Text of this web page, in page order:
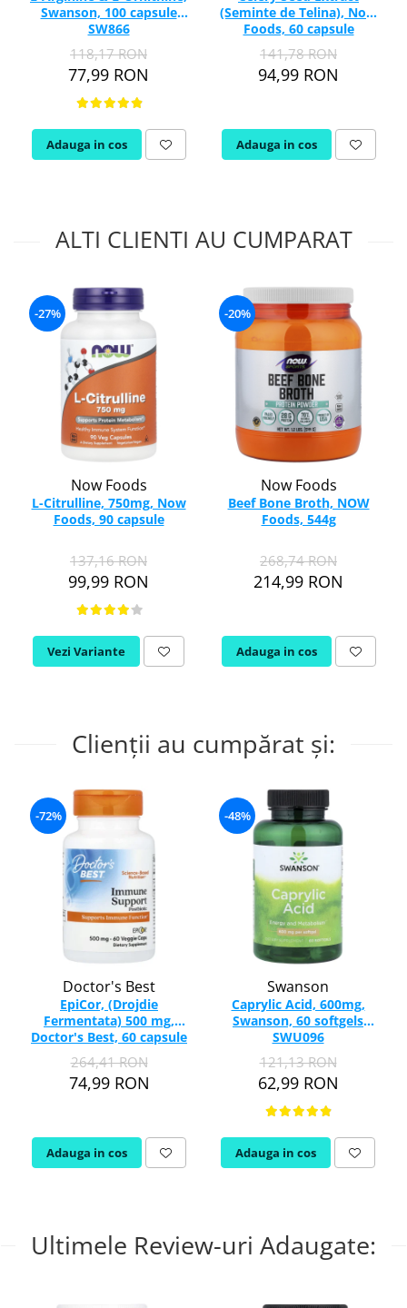
Swanson, 100 capsule
SW866
118,17 RON
77,99 RON
Adauga in cos
(Seminte de Telina), Now
Foods, 60 capsule
141,78 RON
94,99 RON
Adauga in cos
ALTI CLIENTI AU CUMPARAT
-27%
Now Foods
L-Citrulline, 750mg, Now
Foods, 90 capsule
137,16 RON
99,99 RON
Vezi Variante
-20%
Now Foods
Beef Bone Broth, NOW
Foods, 544g
268,74 RON
214,99 RON
Adauga in cos
Clienții au cumpărat și:
-72%
Doctor's Best
EpiCor, (Drojdie
Fermentata) 500 mg,
Doctor's Best, 60 capsule
264,41 RON
74,99 RON
Adauga in cos
-48%
Swanson
Caprylic Acid, 600mg,
Swanson, 60 softgels
SWU096
121,13 RON
62,99 RON
Adauga in cos
Ultimele Review-uri Adaugate: